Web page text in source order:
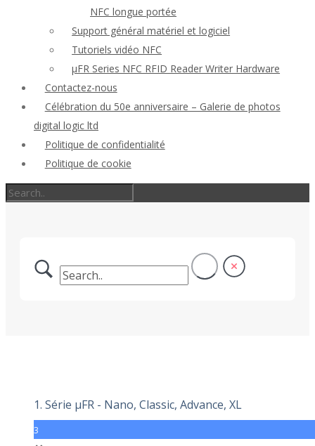
NFC longue portée
Support général matériel et logiciel
Tutoriels vidéo NFC
μFR Series NFC RFID Reader Writer Hardware
Contactez-nous
Célébration du 50e anniversaire – Galerie de photos
digital logic ltd
Politique de confidentialité
Politique de cookie
1. Série μFR - Nano, Classic, Advance, XL
3